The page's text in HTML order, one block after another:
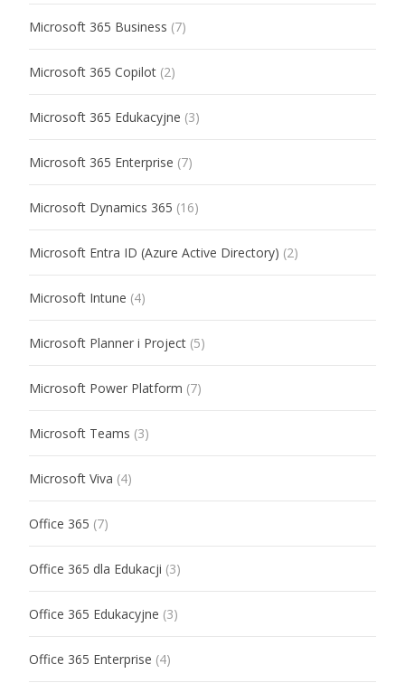
Microsoft 365 Business (7)
Microsoft 365 Copilot (2)
Microsoft 365 Edukacyjne (3)
Microsoft 365 Enterprise (7)
Microsoft Dynamics 365 (16)
Microsoft Entra ID (Azure Active Directory) (2)
Microsoft Intune (4)
Microsoft Planner i Project (5)
Microsoft Power Platform (7)
Microsoft Teams (3)
Microsoft Viva (4)
Office 365 (7)
Office 365 dla Edukacji (3)
Office 365 Edukacyjne (3)
Office 365 Enterprise (4)